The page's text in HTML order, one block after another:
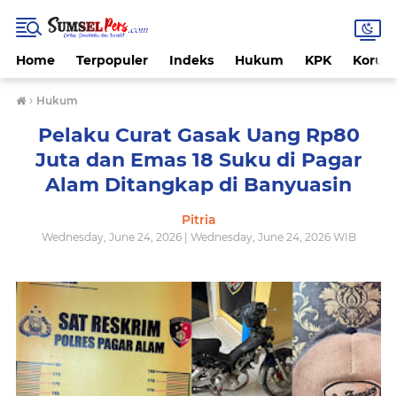
Home Terpopuler Indeks Hukum KPK
› Hukum
Pelaku Curat Gasak Uang Rp80
Juta dan Emas 18 Suku di Pagar
Alam Ditangkap di Banyuasin
Pitria
Wednesday, June 24, 2026 | Wednesday, June 24, 2026 WIB